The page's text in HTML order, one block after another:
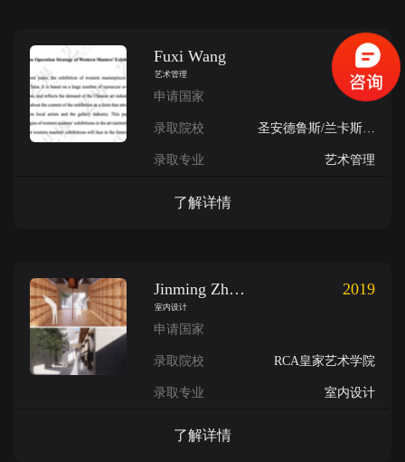
Fuxi Wang
艺术管理
2019
申请国家
录取院校 圣安德鲁斯/兰卡斯特/伦敦国王学院/贝尔法斯特女王/金匠/皇后大学
录取专业 艺术管理
了解详情
Jinming Zhang
室内设计
2019
申请国家
录取院校 RCA皇家艺术学院
录取专业 室内设计
了解详情